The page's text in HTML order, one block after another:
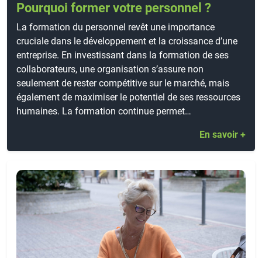
Pourquoi former votre personnel ?
La formation du personnel revêt une importance
cruciale dans le développement et la croissance d’une
entreprise. En investissant dans la formation de ses
collaborateurs, une organisation s’assure non
seulement de rester compétitive sur le marché, mais
également de maximiser le potentiel de ses ressources
humaines. La formation continue permet…
En savoir +